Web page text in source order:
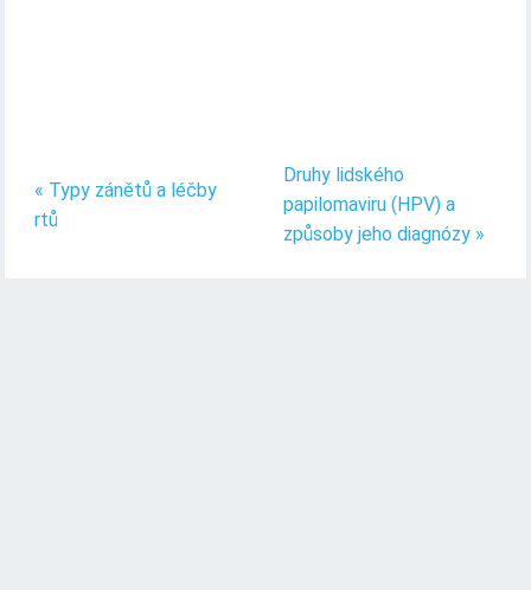
« Typy zánětů a léčby
rtů
Druhy lidského
papilomaviru (HPV) a
způsoby jeho diagnózy »